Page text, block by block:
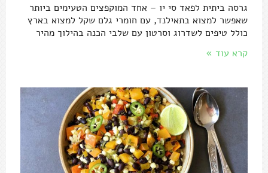
גרסה ביתית לפאד סי יו – אחד המוקפצים הטעימים ביותר
שאפשר למצוא בתאילנד, עם חומרי גלם שקל למצוא בארץ
כולל טיפים לשדרוג וסרטון עם שלבי הכנה בהילוך מהיר
קרא עוד »